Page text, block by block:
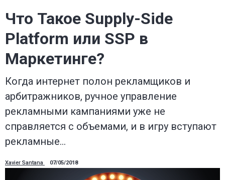
Что Такое Supply-Side
Platform или SSP в
Маркетинге?
Когда интернет полон рекламщиков и
арбитражников, ручное управление
рекламными кампаниями уже не
справляется с объемами, и в игру вступают
рекламные…
Xavier Santana 07/05/2018